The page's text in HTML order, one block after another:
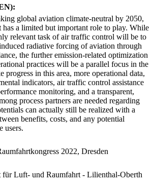
global aviation climate-neutral by 2050,
has a limited but important role to play. While
relevant task of air traffic control will be to
radiative forcing of aviation through
the further emission-related optimization
practices will be a parallel focus in the
progress in this area, more operational data,
indicators, air traffic control assistance
monitoring, and a transparent,
process partners are needed regarding
can actually still be realized with a
benefits, costs, and any potential
users.
2022, Dresden
für Luft- und Raumfahrt - Lilienthal-Oberth